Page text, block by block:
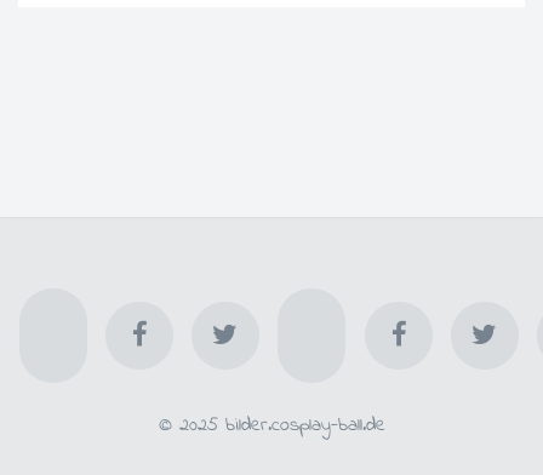
© 2025 bilder.cosplay-ball.de